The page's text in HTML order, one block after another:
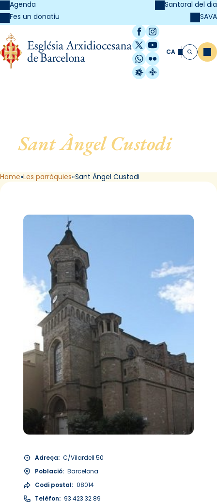
Agenda
Fes un donatiu
Santoral del dia
SAVA
Facebook
Instagram
X / Twitter
YouTube
WhatsApp
Flickr
Radio Estel
Catalunya
CA Cerca
Sant Àngel Custodi, de
Barcelona
Home Les parròquies Sant Àngel Custodi
Adreça: C/Vilardell 50
Població: Barcelona
Codi postal: 08014
Telèfon: 93 423 32 89